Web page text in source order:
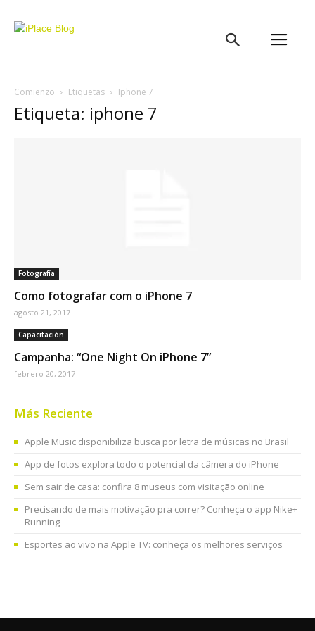
Comienzo Etiquetas Iphone 7
Etiqueta: iphone 7
Fotografía
Como fotografar com o iPhone 7
agosto 21, 2017
Capacitación
Campanha: “One Night On iPhone 7”
febrero 20, 2017
Más Reciente
Apple Music disponibiliza busca por letra de músicas no Brasil
App de fotos explora todo o potencial da câmera do iPhone
Sem sair de casa: confira 8 museus com visitação online
Precisando de mais motivação pra correr? Conheça o app Nike+
Running
Esportes ao vivo na Apple TV: conheça os melhores serviços